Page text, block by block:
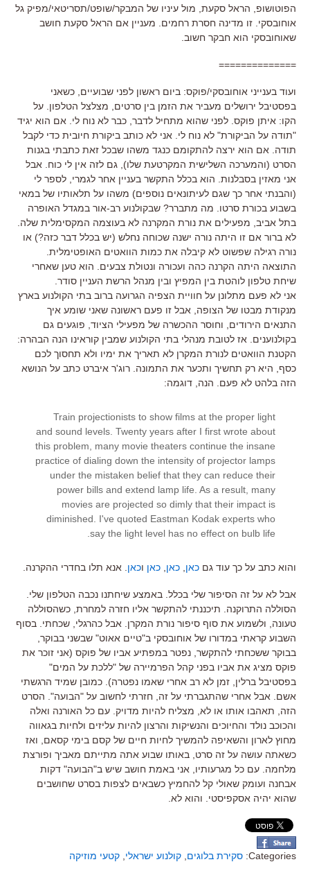
הפוטושופ, הראל סקעת, מול עיניו של המבקר/שופט/תסריטאי/מפיק גל
אוחובסקי. זו מדינה חסרת רחמים. מעניין אם הראל סקעת חושב
שאוחובסקי הוא חבקר חשוב.
==============
ועוד בענייני אוחובסקי/פוקס: ביום ראשון לפני שבועיים, כשאני
בפסטיבל ירושלים מעביר את הזמן בין סרטים, מצלצל הטלפון. על
הקו: איתן פוקס. לפני שהוא מתחיל לדבר, כבר לא נוח לי. אם הוא יגיד
"תודה על הביקורת" לא נוח לי. אני לא כותב ביקורת חיובית כדי לקבל
תודה. אם הוא ירצה להתקומם כנגד משהו שבכל זאת כתבתי בגנות
הסרט (והמערכה השלישית המקרטעת שלו), גם לזה אין לי כוח. אבל
אני מאזין בסבלנות. הוא בכלל התקשר בעניין אחר לגמרי, לספר לי
(והבנתי אחר כך שגם לעיתונאים נוספים) משהו על תלאותיו של במאי
בשבוע בכורת סרטו. מה מתברר? שבקולנוע רב-אור במגדל האופרה
בתל אביב, מפעילים את נורת המקרנה לא בעוצמה המקסימלית שלה.
לא ברור אם זו היתה נורה ישנה שכוחה נחלש (יש בכלל דבר כזה?) או
נורה רגילה שפשוט לא קיבלה את כמות הוואטים האופטימלית.
התוצאה היתה הקרנה כהה ועכורה ונטולת צבעים. הוא טען שאחרי
שיחת טלפון לוהטת בין המפיץ ובין מנהל הרשת העניין סודר.
אני לא פעם מתלונן על חוויית הצפיה הגרועה ברוב בתי הקולנוע בארץ
מנקודת מבטו של הצופה, אבל זו פעם ראשונה שאני שומע איך
התנאים הירודים, וחוסר ההכשרה של מפעילי הציוד, פוגעים גם
בקולנוענים. אז לטובת מנהלי בתי הקולנוע שמבין קוראינו הנה הבהרה:
הקטנת הוואטים לנורת המקרן לא תאריך את ימיו ולא תחסוך לכם
כסף, היא רק תחשיך ותכער את התמונה. רוג'ר איברט כתב על הנושא
הזה בלהט לא פעם. הנה, דוגמה:
Train projectionists to show films at the proper light
and sound levels. Twenty years after I first wrote about
this problem, many movie theaters continue the insane
practice of dialing down the intensity of projector lamps
under the mistaken belief that they can reduce their
power bills and extend lamp life. As a result, many
movies are projected so dimly that their impact is
diminished. I've quoted Eastman Kodak experts who
say the light level has no effect on bulb life.
והוא כתב על כך עוד גם כאן כאן כאן וכאן . אנא תלו בחדרי ההקרנה.
אבל לא על זה הסיפור שלי בכלל. באמצע שיחתנו נכבה הטלפון שלי.
הסוללה התרוקנה. תיכננתי להתקשר אליו חזרה למחרת, כשהסוללה
טעונה, ולשמוע את סוף סיפור נורת המקרן. אבל כהרגלי, שכחתי. בסוף
השבוע קראתי במדורו של אוחובסקי ב"טיים אאוט" שבשני בבוקר,
בבוקר ששכחתי להתקשר, נפטר במפתיע אביו של פוקס (אני זוכר את
פוקס מציג את אביו בפני קהל הפרמיירה של "ללכת על המים"
בפסטיבל ברלין, זמן לא רב אחרי שאמו נפטרה). כמובן שמיד הרגשתי
אשם. אבל אחרי שהתגברתי על זה, חזרתי לחשוב על "הבועה". הסרט
הזה, תאהבו אותו או לא, מצליח להיות מדויק. עם כל האורנה ואלה
והכוכב נולד והחיוכים והנשיקות והרצון להיות עליזים ולחיות בגאווה
מחוץ לארון והשאיפה להמשיך לחיות חיים של קסם בימי קסאם, ואז
כשאתה עושה על זה סרט, באותו שבוע אתה מתייתם מאביך ופורצת
מלחמה. עם כל מגרעותיו, אני באמת חושב שיש ב"הבועה" דקות
אבחנה ועומק שאולי קל להחמיץ כשבאים לצפות בסרט שחושבים
שהוא יהיה אסקפיסטי. והוא לא.
Categories: סקירת בלוגים קולנוע ישראלי קטעי מוזיקה